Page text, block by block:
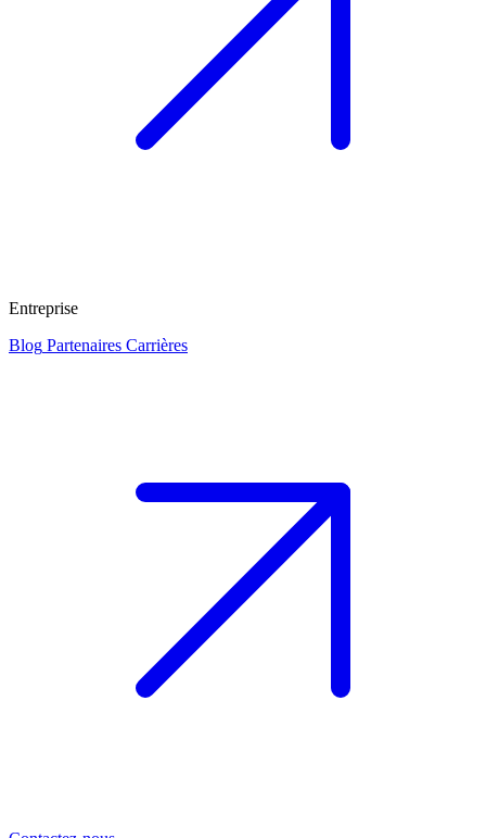
Entreprise
Blog Partenaires Carrières